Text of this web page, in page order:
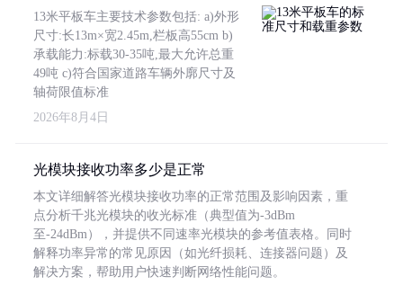
13米平板车主要技术参数包括: a)外形
尺寸:长13m×宽2.45m,栏板高55cm b)
承载能力:标载30-35吨,最大允许总重
49吨 c)符合国家道路车辆外廓尺寸及
轴荷限值标准
2026年8月4日
光模块接收功率多少是正常
本文详细解答光模块接收功率的正常范围及影响因素，重
点分析千兆光模块的收光标准（典型值为-3dBm
至-24dBm），并提供不同速率光模块的参考值表格。同时
解释功率异常的常见原因（如光纤损耗、连接器问题）及
解决方案，帮助用户快速判断网络性能问题。